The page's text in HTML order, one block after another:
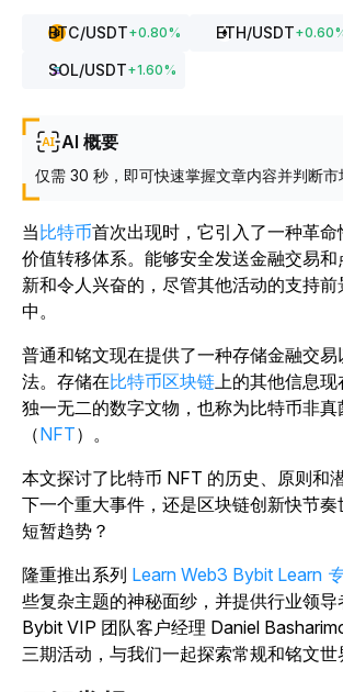
BTC/USDT+0.80% ETH/USDT+0.60
SOL/USDT+1.60%
AI 概要
仅需 30 秒，即可快速掌握文章内容并判断市
当 比特币首次出现时，它引入了一种革
价值转移体系。能够安全发送金融交易
新和令人兴奋的，尽管其他活动的支持
中。
普通和铭文现在提供了一种存储金融交
法。存储在比特币区块链上的其他信息
独一无二的数字文物，也称为比特币非真
（NFT）。
本文探讨了比特币 NFT 的历史、原则和
下一个重大事件，还是区块链创新快节
短暂趋势？
隆重推出系列 Learn Web3 Bybit Learn
些复杂主题的神秘面纱，并提供行业领导
Bybit VIP 团队客户经理 Daniel
三期活动，与我们一起探索常规和铭文世